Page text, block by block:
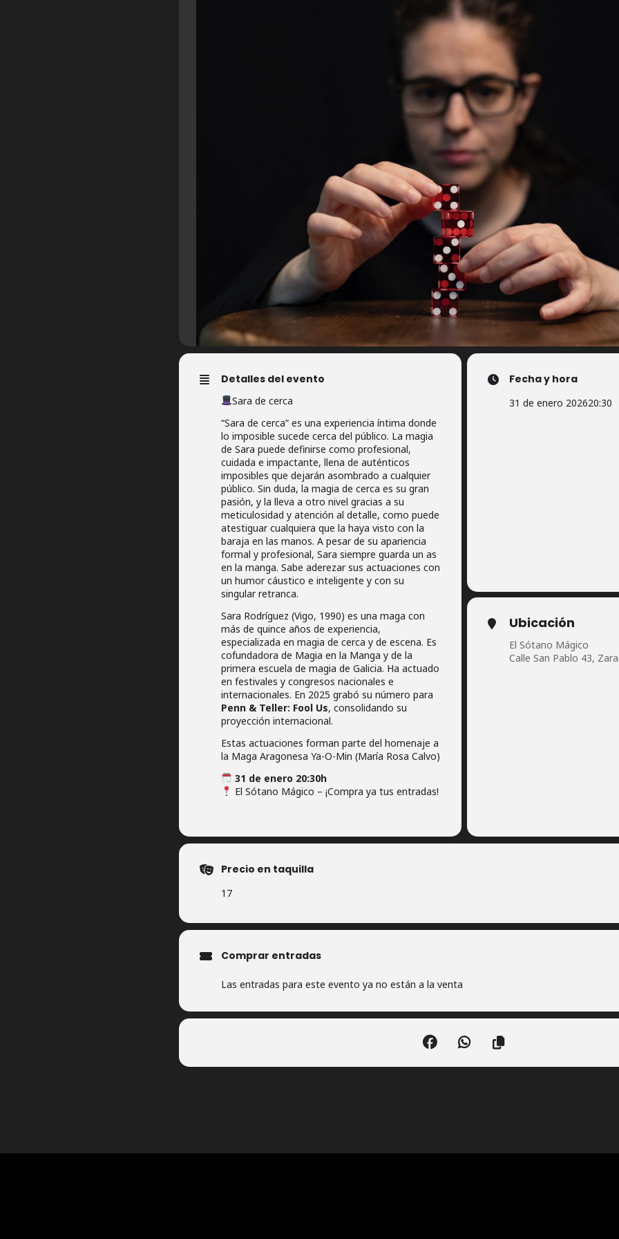
Detalles del evento
Sara de cerca
“Sara de cerca” es una experiencia íntima donde
lo imposible sucede cerca del público. La magia
de Sara puede definirse como profesional,
cuidada e impactante, llena de auténticos
imposibles que dejarán asombrado a cualquier
público. Sin duda, la magia de cerca es su gran
pasión, y la lleva a otro nivel gracias a su
meticulosidad y atención al detalle, como puede
atestiguar cualquiera que la haya visto con la
baraja en las manos. A pesar de su apariencia
formal y profesional, Sara siempre guarda un as
en la manga. Sabe aderezar sus actuaciones con
un humor cáustico e inteligente y con su
singular retranca.
Sara Rodríguez (Vigo, 1990) es una maga con
más de quince años de experiencia,
especializada en magia de cerca y de escena. Es
cofundadora de Magia en la Manga y de la
primera escuela de magia de Galicia. Ha actuado
en festivales y congresos nacionales e
internacionales. En 2025 grabó su número para
Penn & Teller: Fool Us, consolidando su
proyección internacional.
Estas actuaciones forman parte del homenaje a
la Maga Aragonesa Ya-O-Min (María Rosa Calvo)
31 de enero 20:30h
El Sótano Mágico – ¡Compra ya tus entradas!
Fecha y hora
31 de enero 202620:30
Ubicación
El Sótano Mágico
Calle San Pablo 43,
Precio en taquilla
17
Comprar entradas
Las entradas para este evento ya no están a la venta